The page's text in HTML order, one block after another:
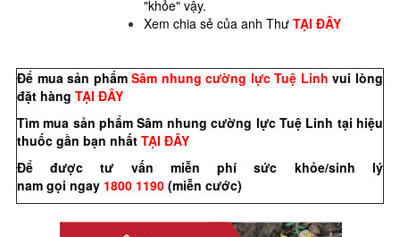
"khỏe" vậy.
Xem chia sẻ của anh Thư TẠI ĐÂY
Để mua sản phẩm Sâm nhung cường lực Tuệ Linh vui lòng
đặt hàng TẠI ĐÂY
Tìm mua sản phẩm Sâm nhung cường lực Tuệ Linh tại hiệu
thuốc gần bạn nhất TẠI ĐÂY
Để được tư vấn miễn phí sức khỏe/sinh lý
namgọi ngay 1800 1190 (miễn cước)